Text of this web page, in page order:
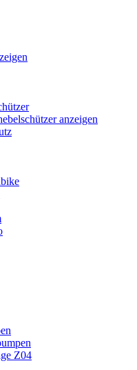
anzeigen
Z04